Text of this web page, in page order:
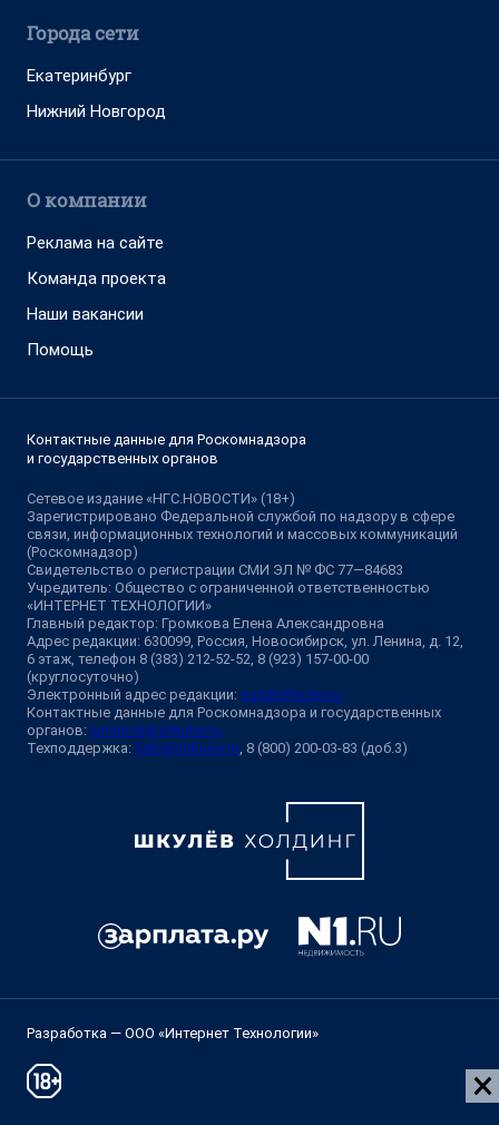
Города сети
Екатеринбург
Нижний Новгород
О компании
Реклама на сайте
Команда проекта
Наши вакансии
Помощь
Контактные данные для Роскомнадзора
и государственных органов
Сетевое издание «НГС.НОВОСТИ» (18+)
Зарегистрировано Федеральной службой по надзору в сфере
связи, информационных технологий и массовых коммуникаций
(Роскомнадзор)
Свидетельство о регистрации СМИ ЭЛ № ФС 77—84683
Учредитель: Общество с ограниченной ответственностью
«ИНТЕРНЕТ ТЕХНОЛОГИИ»
Главный редактор: Громкова Елена Александровна
Адрес редакции: 630099, Россия, Новосибирск, ул. Ленина, д. 12,
6 этаж, телефон 8 (383) 212-52-52, 8 (923) 157-00-00
(круглосуточно)
Электронный адрес редакции: ngs@shkulev.ru
Контактные данные для Роскомнадзора и государственных
органов: juristnsk@shkulev.ru
Техподдержка: help@shkulev.ru , 8 (800) 200-03-83 (доб.3)
Разработка — ООО «Интернет Технологии»